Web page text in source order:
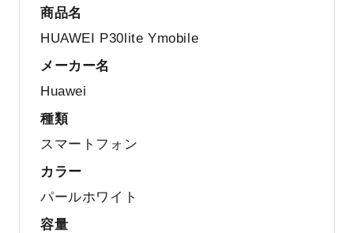
商品名
HUAWEI P30lite Ymobile
メーカー名
Huawei
種類
スマートフォン
カラー
パールホワイト
容量